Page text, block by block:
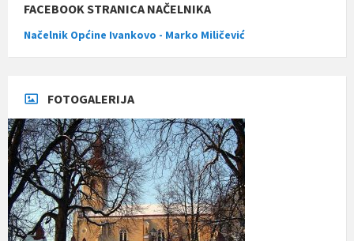
FACEBOOK STRANICA NAČELNIKA
Načelnik Općine Ivankovo - Marko Miličević
FOTOGALERIJA